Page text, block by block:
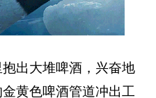
出大堆啤酒，兴奋地
黄色啤酒管道冲出工